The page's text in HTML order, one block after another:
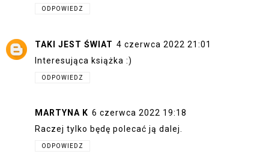
ODPOWIEDZ
TAKI JEST ŚWIAT 4 czerwca 2022 21:01
Interesująca książka :)
ODPOWIEDZ
MARTYNA K 6 czerwca 2022 19:18
Raczej tylko będę polecać ją dalej.
ODPOWIEDZ